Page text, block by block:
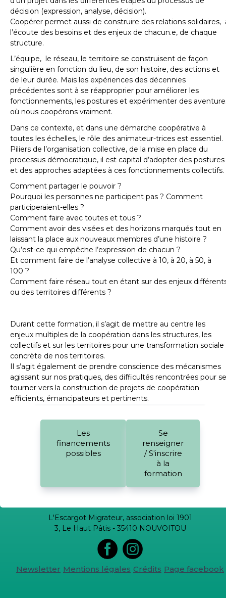
décision (expression, analyse, décision).
Coopérer permet aussi de construire des relations solidaires,
l’écoute des besoins et des enjeux de chacun.e, de chaque
structure.
L’équipe, le réseau, le territoire se construisent de façon
singulière en fonction du lieu, de son histoire, des actions et
de leur durée. Mais les expériences des décennies
précédentes sont à se réapproprier pour améliorer les
fonctionnements, les postures et expérimenter des
où nous coopérons vraiment.
Dans ce contexte, et dans une démarche coopérative à
toutes les échelles, le rôle des animateur-trices est essentiel.
Piliers de l’organisation collective, de la mise en place du
processus démocratique, il est capital d’adopter des postures
et des approches adaptées à ces fonctionnements collectifs.
Comment partager le pouvoir ?
Pourquoi les personnes ne participent pas ? Comment
participeraient-elles ?
Comment faire avec toutes et tous ?
Comment avoir des visées et des horizons marqués tout en
laissant la place aux nouveaux membres d’une histoire ?
Qu’est-ce qui empêche l’expression de chacun ?
Et comment faire de l’analyse collective à 10, à 20, à 50, à
100 ?
Comment faire réseau tout en étant sur des enjeux
ou des territoires différents ?
Durant cette formation, il s’agit de mettre au centre les
enjeux multiples de la coopération dans les structures, les
collectifs et sur les territoires pour une transformation sociale
concrète de nos territoires.
Il s’agit également de prendre conscience des mécanismes
agissant sur nos pratiques, des difficultés rencontrées pour se
tourner vers la construction de projets de coopération
efficients, émancipateurs et pertinents.
Les
financements
possibles
Se
renseigner
/ S'inscrire
à la
formation
L'Escargot Migrateur, association loi 1901
3, Le Haut Pâtis - 35410 NOUVOITOU
Newsletter Mentions légales Crédits Page facebook